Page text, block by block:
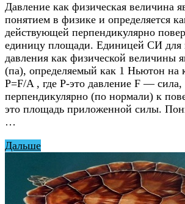
Давление как физическая величина
понятием в физике и определяется
действующей перпендикулярно
единицу площади. Единицей СИ для
давления как физической величины
(па), определяемый как 1 Ньютон на
P=F/A , где Р-это давление F —
перпендикулярно (по нормали) к
это площадь приложенной силы.
…
Дальше